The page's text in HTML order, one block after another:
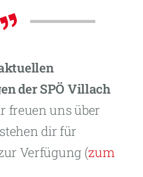
der SPÖ Villach
freuen uns über
dir für
Verfügung (zum